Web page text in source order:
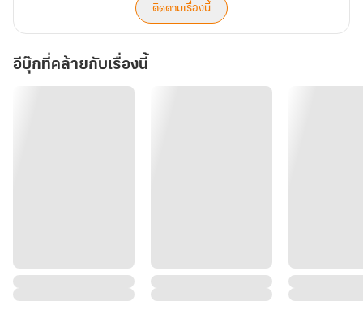
ติดตามเรื่องนี้
อีบุ๊กที่คล้ายกับเรื่องนี้